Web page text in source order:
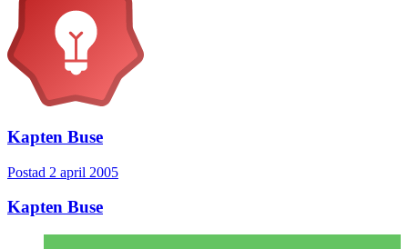
Kapten Buse
Postad 2 april 2005
Kapten Buse